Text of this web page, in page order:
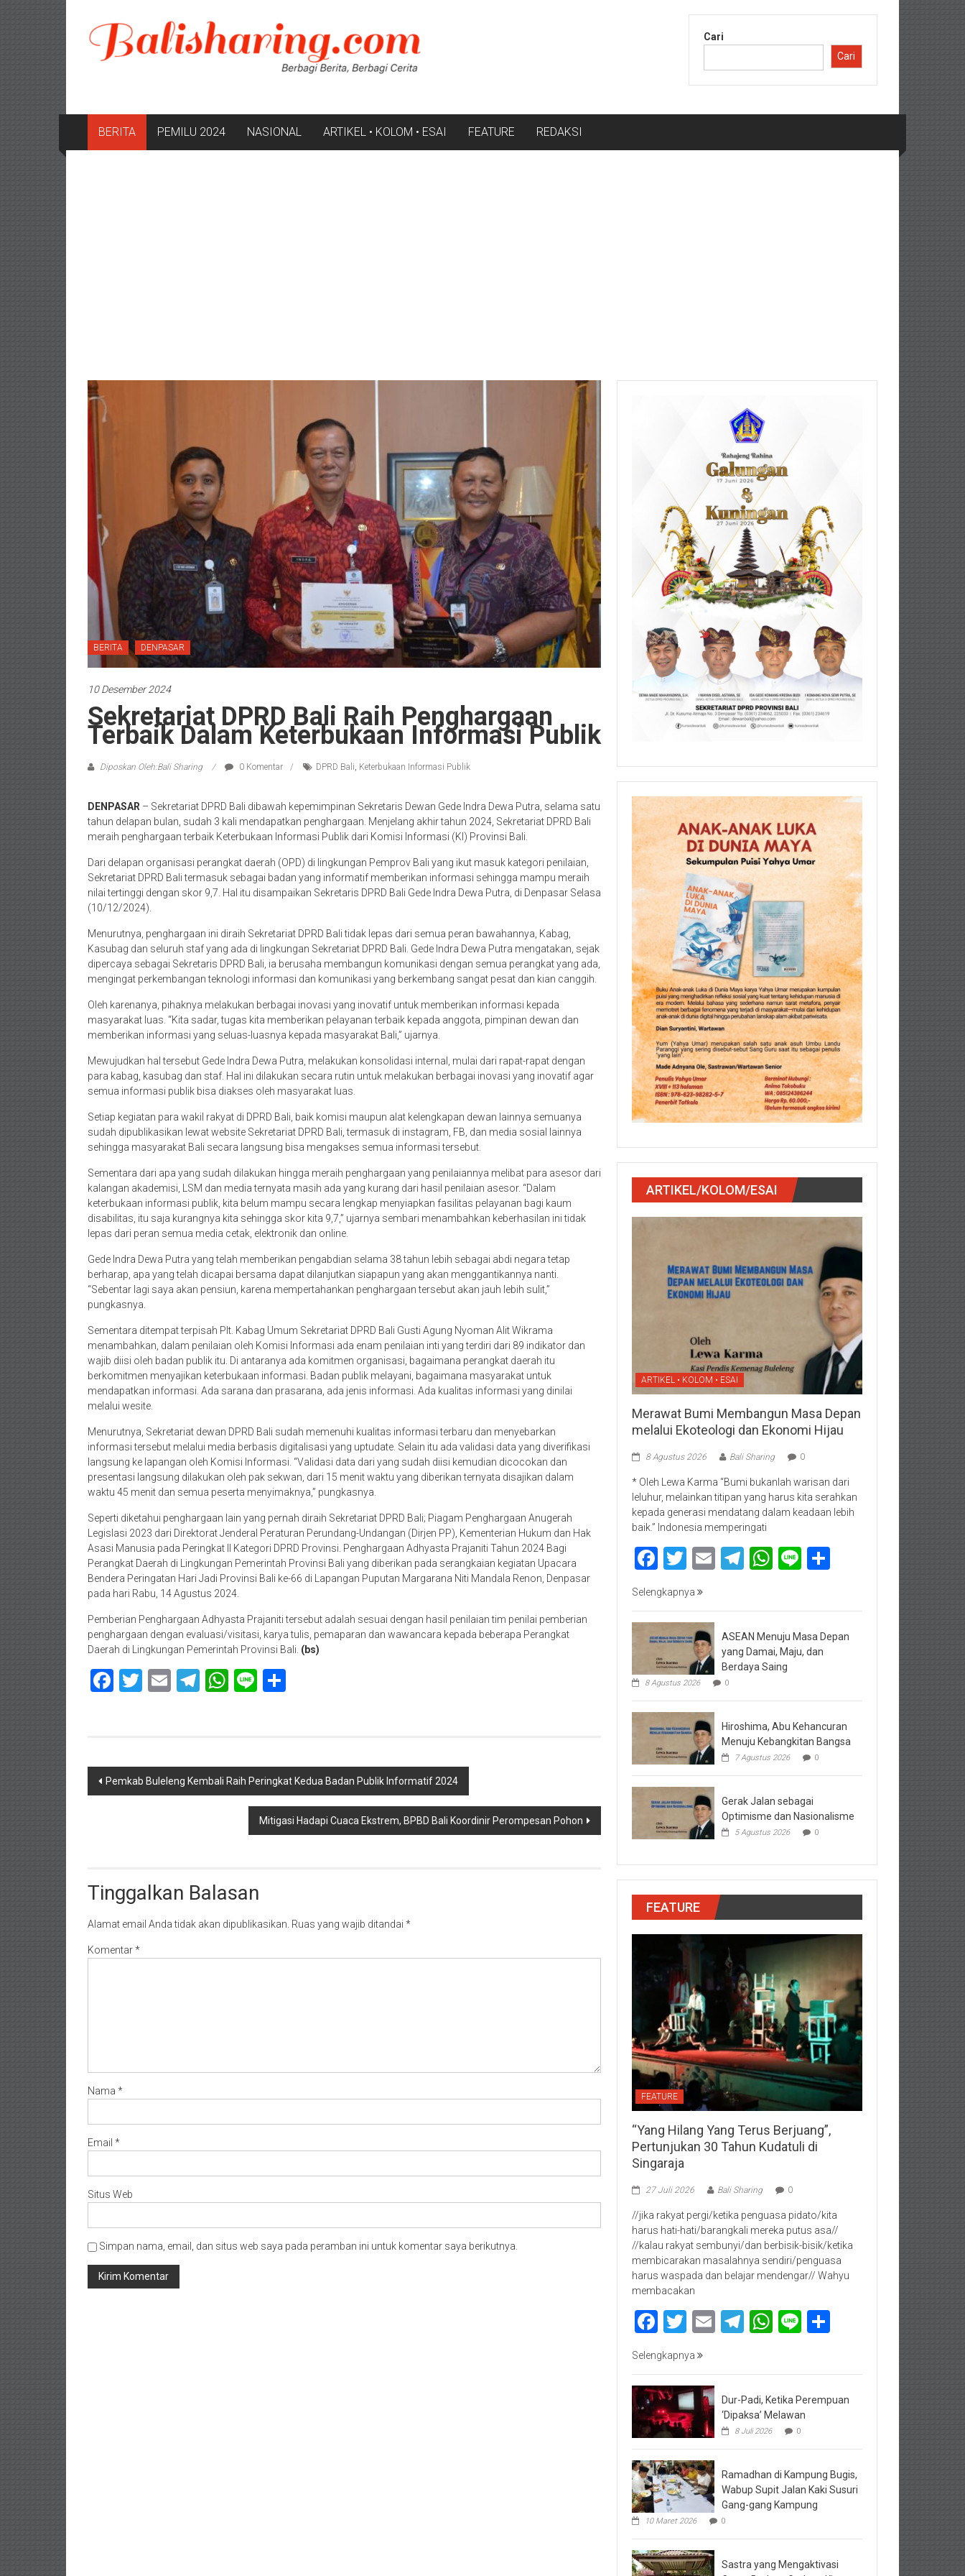
konten
Cari
Cari
BERITA PEMILU 2024 NASIONAL ARTIKEL • KOLOM • ESAI FEATURE REDAKSI
BERITA DENPASAR
10 Desember 2024
Sekretariat DPRD Bali Raih Penghargaan
Terbaik Dalam Keterbukaan Informasi Publik
Diposkan Oleh:Bali Sharing 0 Komentar DPRD Bali, Keterbukaan Informasi Publik
DENPASAR – Sekretariat DPRD Bali dibawah kepemimpinan Sekretaris Dewan Gede Indra Dewa Putra, selama satu
tahun delapan bulan, sudah 3 kali mendapatkan penghargaan. Menjelang akhir tahun 2024, Sekretariat DPRD Bali
meraih penghargaan terbaik Keterbukaan Informasi Publik dari Komisi Informasi (KI) Provinsi Bali.
Dari delapan organisasi perangkat daerah (OPD) di lingkungan Pemprov Bali yang ikut masuk kategori penilaian,
Sekretariat DPRD Bali termasuk sebagai badan yang informatif memberikan informasi sehingga mampu meraih
nilai tertinggi dengan skor 9,7. Hal itu disampaikan Sekretaris DPRD Bali Gede Indra Dewa Putra, di Denpasar Selasa
(10/12/2024).
Menurutnya, penghargaan ini diraih Sekretariat DPRD Bali tidak lepas dari semua peran bawahannya, Kabag,
Kasubag dan seluruh staf yang ada di lingkungan Sekretariat DPRD Bali. Gede Indra Dewa Putra mengatakan, sejak
dipercaya sebagai Sekretaris DPRD Bali, ia berusaha membangun komunikasi dengan semua perangkat yang ada,
mengingat perkembangan teknologi informasi dan komunikasi yang berkembang sangat pesat dan kian canggih.
Oleh karenanya, pihaknya melakukan berbagai inovasi yang inovatif untuk memberikan informasi kepada
masyarakat luas. “Kita sadar, tugas kita memberikan pelayanan terbaik kepada anggota, pimpinan dewan dan
memberikan informasi yang seluas-luasnya kepada masyarakat Bali,” ujarnya.
Mewujudkan hal tersebut Gede Indra Dewa Putra, melakukan konsolidasi internal, mulai dari rapat-rapat dengan
para kabag, kasubag dan staf. Hal ini dilakukan secara rutin untuk melakukan berbagai inovasi yang inovatif agar
semua informasi publik bisa diakses oleh masyarakat luas.
Setiap kegiatan para wakil rakyat di DPRD Bali, baik komisi maupun alat kelengkapan dewan lainnya semuanya
sudah dipublikasikan lewat website Sekretariat DPRD Bali, termasuk di instagram, FB, dan media sosial lainnya
sehingga masyarakat Bali secara langsung bisa mengakses semua informasi tersebut.
Sementara dari apa yang sudah dilakukan hingga meraih penghargaan yang penilaiannya melibat para asesor dari
kalangan akademisi, LSM dan media ternyata masih ada yang kurang dari hasil penilaian asesor. “Dalam
keterbukaan informasi publik, kita belum mampu secara lengkap menyiapkan fasilitas pelayanan bagi kaum
disabilitas, itu saja kurangnya kita sehingga skor kita 9,7,” ujarnya sembari menambahkan keberhasilan ini tidak
lepas dari peran semua media cetak, elektronik dan online.
Gede Indra Dewa Putra yang telah memberikan pengabdian selama 38 tahun lebih sebagai abdi negara tetap
berharap, apa yang telah dicapai bersama dapat dilanjutkan siapapun yang akan menggantikannya nanti.
“Sebentar lagi saya akan pensiun, karena mempertahankan penghargaan tersebut akan jauh lebih sulit,”
pungkasnya.
Sementara ditempat terpisah Plt. Kabag Umum Sekretariat DPRD Bali Gusti Agung Nyoman Alit Wikrama
menambahkan, dalam penilaian oleh Komisi Informasi ada enam penilaian inti yang terdiri dari 89 indikator dan
wajib diisi oleh badan publik itu. Di antaranya ada komitmen organisasi, bagaimana perangkat daerah itu
berkomitmen menyajikan keterbukaan informasi. Badan publik melayani, bagaimana masyarakat untuk
mendapatkan informasi. Ada sarana dan prasarana, ada jenis informasi. Ada kualitas informasi yang dinilai
melalui wesite.
Menurutnya, Sekretariat dewan DPRD Bali sudah memenuhi kualitas informasi terbaru dan menyebarkan
informasi tersebut melalui media berbasis digitalisasi yang uptudate. Selain itu ada validasi data yang diverifikasi
langsung ke lapangan oleh Komisi Informasi. “Validasi data dari yang sudah diisi kemudian dicocokan dan
presentasi langsung dilakukan oleh pak sekwan, dari 15 menit waktu yang diberikan ternyata disajikan dalam
waktu 45 menit dan semua peserta menyimaknya,” pungkasnya.
Seperti diketahui penghargaan lain yang pernah diraih Sekretariat DPRD Bali; Piagam Penghargaan Anugerah
Legislasi 2023 dari Direktorat Jenderal Peraturan Perundang-Undangan (Dirjen PP), Kementerian Hukum dan Hak
Asasi Manusia pada Peringkat II Kategori DPRD Provinsi. Penghargaan Adhyasta Prajaniti Tahun 2024 Bagi
Perangkat Daerah di Lingkungan Pemerintah Provinsi Bali yang diberikan pada serangkaian kegiatan Upacara
Bendera Peringatan Hari Jadi Provinsi Bali ke-66 di Lapangan Puputan Margarana Niti Mandala Renon, Denpasar
pada hari Rabu, 14 Agustus 2024.
Pemberian Penghargaan Adhyasta Prajaniti tersebut adalah sesuai dengan hasil penilaian tim penilai pemberian
penghargaan dengan evaluasi/visitasi, karya tulis, pemaparan dan wawancara kepada beberapa Perangkat
Daerah di Lingkungan Pemerintah Provinsi Bali. (bs)
Facebook
Twitter
EmailTelegram
WhatsApp
Line
Navigasi
Pemkab Buleleng Kembali Raih Peringkat Kedua Badan Publik Informatif 2024
Mitigasi Hadapi Cuaca Ekstrem, BPBD Bali Koordinir Perompesan Pohon
Tinggalkan Balasan
Alamat email Anda tidak akan dipublikasikan. Ruas yang wajib ditandai *
Komentar*
Nama *
Email *
Situs Web
Simpan nama, email, dan situs web saya pada peramban ini untuk komentar saya berikutnya.
ARTIKEL/KOLOM/ESAI
ARTIKEL • KOLOM • ESAI
Merawat Bumi Membangun Masa Depan
melalui Ekoteologi dan Ekonomi Hijau
8 Agustus 2026 Bali Sharing 0
* Oleh Lewa Karma “Bumi bukanlah warisan dari
leluhur, melainkan titipan yang harus kita serahkan
kepada generasi mendatang dalam keadaan lebih
baik.” Indonesia memperingati
Facebook
Twitter
EmailTelegram
WhatsApp
Line
Selengkapnya
ASEAN Menuju Masa Depan
yang Damai, Maju, dan
Berdaya Saing
8 Agustus 2026 0
Hiroshima, Abu Kehancuran
Menuju Kebangkitan Bangsa
7 Agustus 2026 0
Gerak Jalan sebagai
Optimisme dan Nasionalisme
5 Agustus 2026 0
FEATURE
FEATURE
“Yang Hilang Yang Terus Berjuang”,
Pertunjukan 30 Tahun Kudatuli di
Singaraja
27 Juli 2026 Bali Sharing 0
//jika rakyat pergi/ketika penguasa pidato/kita
harus hati-hati/barangkali mereka putus asa//
//kalau rakyat sembunyi/dan berbisik-bisik/ketika
membicarakan masalahnya sendiri/penguasa
harus waspada dan belajar mendengar// Wahyu
membacakan
Facebook
Twitter
EmailTelegram
WhatsApp
Line
Selengkapnya
Dur-Padi, Ketika Perempuan
‘Dipaksa’ Melawan
8 Juli 2026 0
Ramadhan di Kampung Bugis,
Wabup Supit Jalan Kaki Susuri
Gang-gang Kampung
10 Maret 2026 0
Sastra yang Mengaktivasi